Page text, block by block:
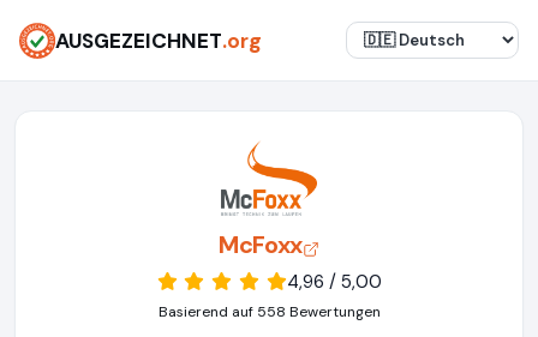
AUSGEZEICHNET.org
McFoxx
4,96 / 5,00
Basierend auf 558 Bewertungen